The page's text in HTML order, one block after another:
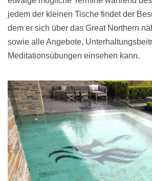
jedem der kleinen Tische findet der
dem er sich über das Great Northern
sowie alle Angebote,
Meditationsübungen einsehen kann.